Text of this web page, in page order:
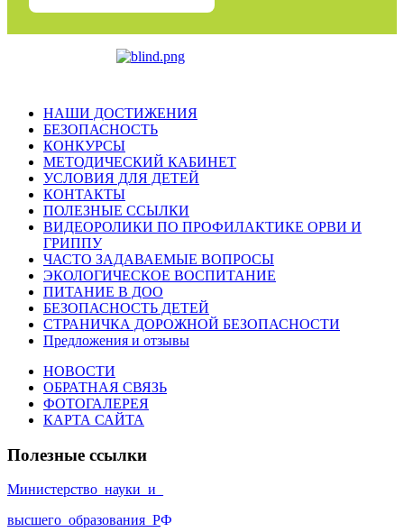
НАШИ ДОСТИЖЕНИЯ
БЕЗОПАСНОСТЬ
КОНКУРСЫ
МЕТОДИЧЕСКИЙ КАБИНЕТ
УСЛОВИЯ ДЛЯ ДЕТЕЙ
КОНТАКТЫ
ПОЛЕЗНЫЕ ССЫЛКИ
ВИДЕОРОЛИКИ ПО ПРОФИЛАКТИКЕ ОРВИ И
ГРИППУ
ЧАСТО ЗАДАВАЕМЫЕ ВОПРОСЫ
ЭКОЛОГИЧЕСКОЕ ВОСПИТАНИЕ
ПИТАНИЕ В ДОО
БЕЗОПАСНОСТЬ ДЕТЕЙ
СТРАНИЧКА ДОРОЖНОЙ БЕЗОПАСНОСТИ
Предложения и отзывы
НОВОСТИ
ОБРАТНАЯ СВЯЗЬ
ФОТОГАЛЕРЕЯ
КАРТА САЙТА
Полезные ссылки
Министерство_науки_и_
высшего_образования_РФ